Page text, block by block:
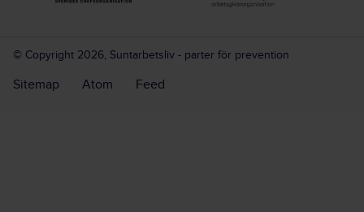
© Copyright 2026, Suntarbetsliv - parter för prevention
Sitemap Atom Feed